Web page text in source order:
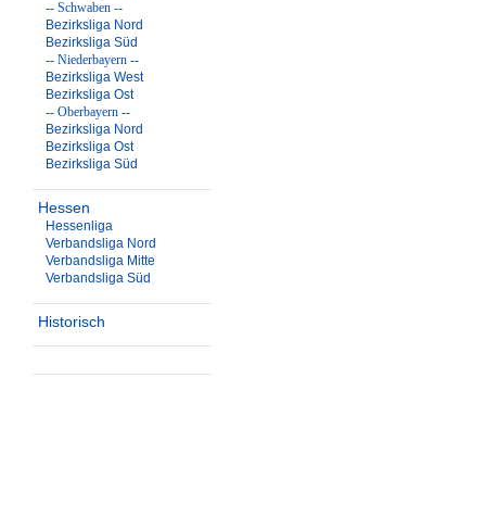
-- Schwaben --
Bezirksliga Nord
Bezirksliga Süd
-- Niederbayern --
Bezirksliga West
Bezirksliga Ost
-- Oberbayern --
Bezirksliga Nord
Bezirksliga Ost
Bezirksliga Süd
Hessen
Hessenliga
Verbandsliga Nord
Verbandsliga Mitte
Verbandsliga Süd
Historisch